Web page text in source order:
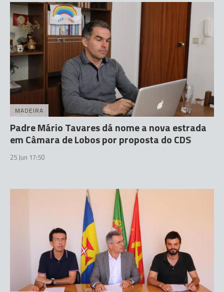
MADEIRA
Padre Mário Tavares dá nome a nova estrada
em Câmara de Lobos por proposta do CDS
25 Jun 17:50